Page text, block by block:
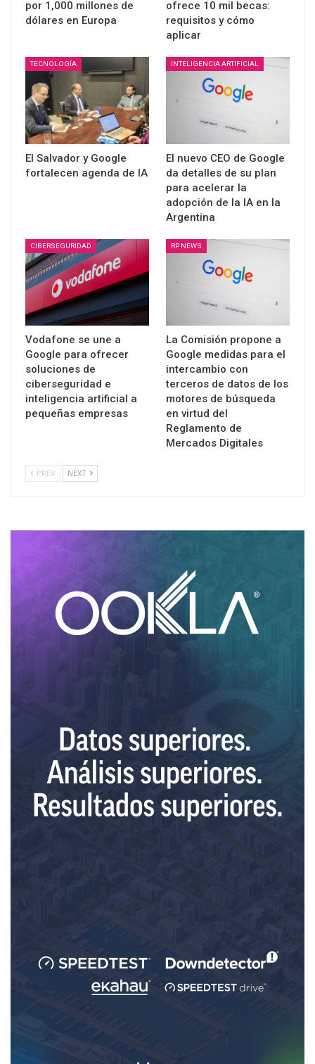
por 1,000 millones de
dólares en Europa
ofrece 10 mil becas:
requisitos y cómo
aplicar
TECNOLOGÍA
El Salvador y Google
fortalecen agenda de IA
INTELIGENCIA ARTIFICIAL
El nuevo CEO de Google
da detalles de su plan
para acelerar la
adopción de la IA en la
Argentina
CIBERSEGURIDAD
Vodafone se une a
Google para ofrecer
soluciones de
ciberseguridad e
inteligencia artificial a
pequeñas empresas
RP NEWS
La Comisión propone a
Google medidas para el
intercambio con
terceros de datos de los
motores de búsqueda
en virtud del
Reglamento de
Mercados Digitales
PREV NEXT